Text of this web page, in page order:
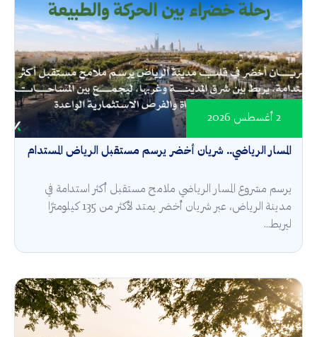
المسار الرياضي.. شريان أخضر يرسم مستقبل الرياض المستدام
2 أغسطس 2026
يرسم مشروع المسار الرياضي ملامح مستقبل أكثر استدامة في
مدينة الرياض، عبر شريان أخضر يمتد لأكثر من 135 كيلومترًا
ليربط...